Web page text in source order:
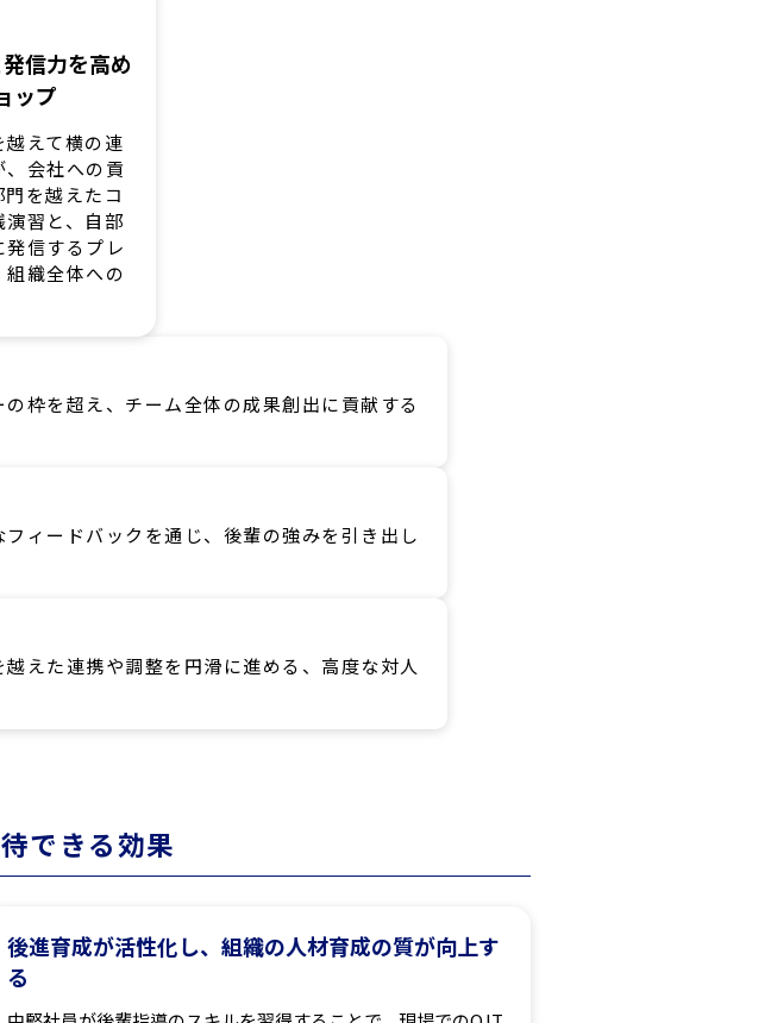
信力を高め
ップ
えて横の連
、会社への貢
を越えたコ
習と、自部
信するプレ
織全体への
枠を超え、チーム全体の成果創出に貢献する
ィードバックを通じ、後輩の強みを引き出し
えた連携や調整を円滑に進める、高度な対人
できる効果
後進育成が活性化し、組織の人材育成の質が向上す
る